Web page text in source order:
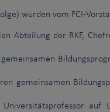
wurden vom FCI-
Abteilung der RKF,
gemeinsamen
auf